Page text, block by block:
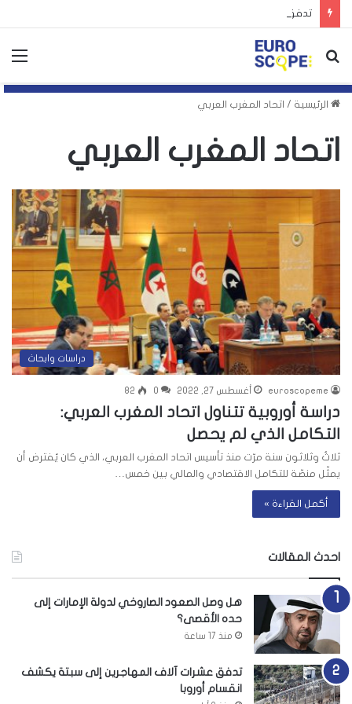
تدفق عشرات آلاف المهاجرين إلى سبتة يكشف انقسام أوروبا
بحث
الرئيسية / اتحاد المغرب العربي
اتحاد المغرب العربي
دراسات وابحاث
euroscopeme أغسطس 27, 2022 0
82
دراسة أوروبية تتناول اتحاد المغرب العربي:
التكامل الذي لم يحصل
ثلاثٌ وثلاثون سنة مرّت منذ تأسيس اتحاد المغرب العربي، الذي كان يُفترض أن
يمثّل منصّة للتكامل الاقتصادي والمالي بين خمس…
أكمل القراءة »
احدث المقالات
هل وصل الصعود الصاروخي لدولة الإمارات إلى
حده الأقصى؟
منذ 17 ساعة
تدفق عشرات آلاف المهاجرين إلى سبتة يكشف
انقسام أوروبا